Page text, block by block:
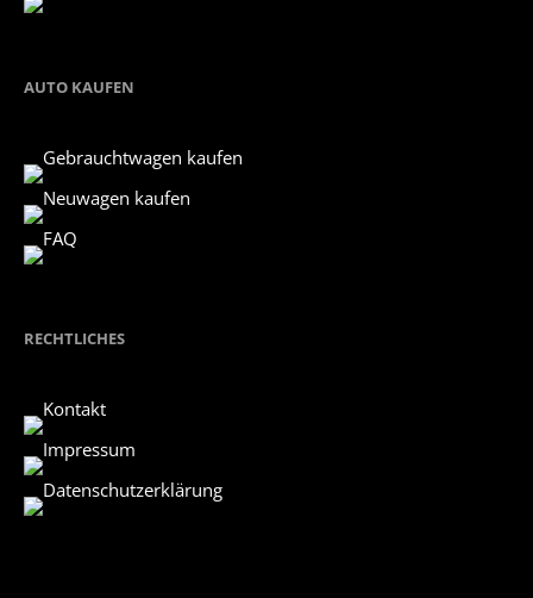
AUTO KAUFEN
Gebrauchtwagen kaufen
Neuwagen kaufen
FAQ
RECHTLICHES
Kontakt
Impressum
Datenschutzerklärung